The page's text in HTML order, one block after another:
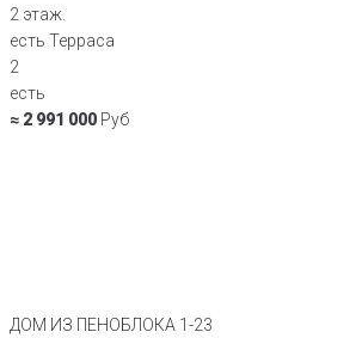
2 этаж.
есть Терраса
2
есть
≈ 2 991 000 Руб
ДОМ ИЗ ПЕНОБЛОКА 1-23